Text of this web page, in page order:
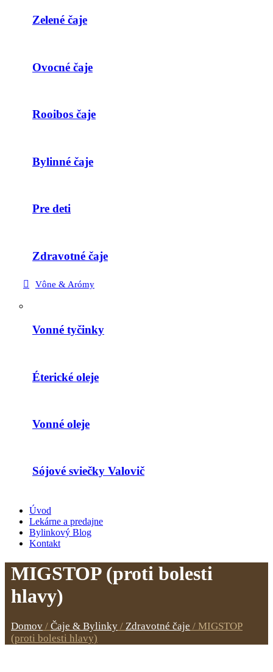
Zelené čaje
Ovocné čaje
Rooibos čaje
Bylinné čaje
Pre deti
Zdravotné čaje
Vône & Arómy
Vonné tyčinky
Éterické oleje
Vonné oleje
Sójové sviečky Valovič
Úvod
Lekárne a predajne
Bylinkový Blog
Kontakt
MIGSTOP (proti bolesti
hlavy)
Domov / Čaje & Bylinky / Zdravotné čaje / MIGSTOP
(proti bolesti hlavy)